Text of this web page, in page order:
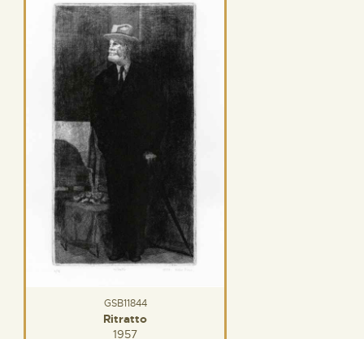
GSB11844
Ritratto
1957